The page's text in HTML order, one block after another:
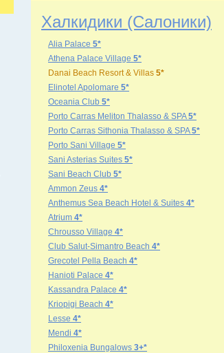
Халкидики (Салоники)
Alia Palace 5*
Athena Palace Village 5*
Danai Beach Resort & Villas 5*
Elinotel Apolomare 5*
Oceania Club 5*
Porto Carras Meliton Thalasso & SPA5*
Porto Carras Sithonia Thalasso & SPA5*
Porto Sani Village 5*
Sani Asterias Suites 5*
Sani Beach Club 5*
Ammon Zeus 4*
Anthemus Sea Beach Hotel & Suites 4*
Atrium 4*
Chrousso Village 4*
Club Salut-Simantro Beach 4*
Grecotel Pella Beach 4*
Hanioti Palace 4*
Kassandra Palace 4*
Kriopigi Beach 4*
Lesse 4*
Mendi 4*
Philoxenia Bungalows 3+*